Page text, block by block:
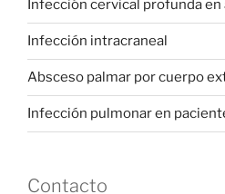
Infección cervical profunda
Infección intracraneal
Absceso palmar por cuerpo
Infección pulmonar en
Contacto